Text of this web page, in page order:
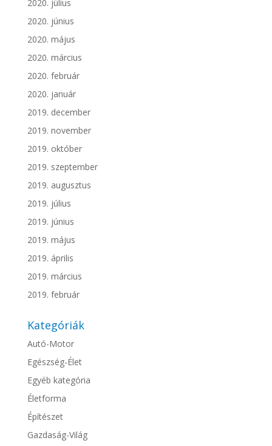
2020. július
2020. június
2020. május
2020. március
2020. február
2020. január
2019. december
2019. november
2019. október
2019. szeptember
2019. augusztus
2019. július
2019. június
2019. május
2019. április
2019. március
2019. február
Kategóriák
Autó-Motor
Egészség-Élet
Egyéb kategória
Életforma
Építészet
Gazdaság-Világ